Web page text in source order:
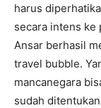
harus
secara intens ke
Ansar berhasil
travel bubble.
mancanegara
sudah